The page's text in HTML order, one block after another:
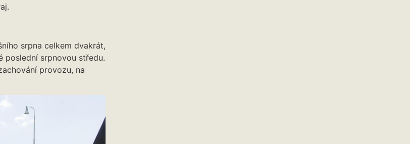
srpna celkem dvakrát,
poslední srpnovou středu.
provozu, na